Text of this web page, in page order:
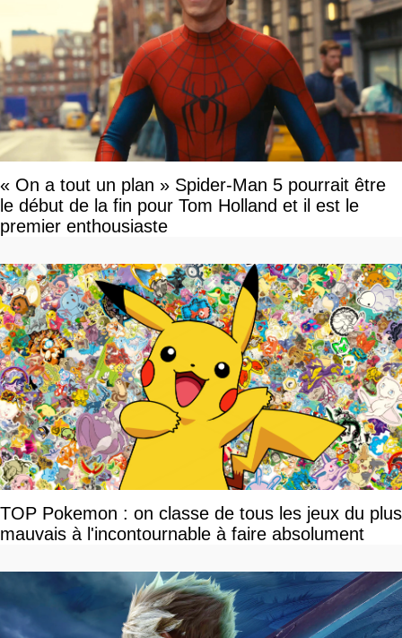
« On a tout un plan » Spider-Man 5 pourrait être
le début de la fin pour Tom Holland et il est le
premier enthousiaste
TOP Pokemon : on classe de tous les jeux du plus
mauvais à l'incontournable à faire absolument